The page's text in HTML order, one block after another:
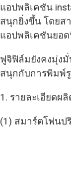
แอปพลิเคชัน
สนุกยิ่งขึ้น โดยส
แอปพลิเคชันยอ
ฟูจิฟิล์มยังคงมุ่งมั่
สนุกกับการพิมพ์
1. รายละเอียด
(1) สมาร์ตโฟนป